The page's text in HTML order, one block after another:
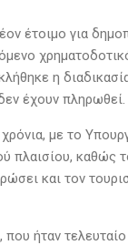
έτοιμο για
η
έχουν πληρωθεί.
με το
πλαισίου, καθώς
και τον
ήταν